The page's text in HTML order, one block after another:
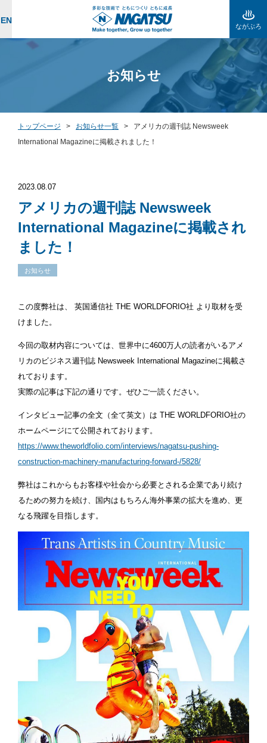
EN
ながぶろ
お知らせ
トップページ > お知らせ一覧 > アメリカの週刊誌 Newsweek
International Magazineに掲載されました！
2023.08.07
アメリカの週刊誌 Newsweek
International Magazineに掲載され
ました！
お知らせ
この度弊社は、 英国通信社 THE WORLDFORIO社 より取材を受
けました。
今回の取材内容については、世界中に4600万人の読者がいるアメ
リカのビジネス週刊誌 Newsweek International Magazineに掲載さ
れております。
実際の記事は下記の通りです。ぜひご一読ください。
インタビュー記事の全文（全て英文）は THE WORLDFORIO社の
ホームページにて公開されております。
https://www.theworldfolio.com/interviews/nagatsu-pushing-
construction-machinery-manufacturing-forward-/5828/
弊社はこれからもお客様や社会から必要とされる企業であり続け
るための努力を続け、国内はもちろん海外事業の拡大を進め、更
なる飛躍を目指します。